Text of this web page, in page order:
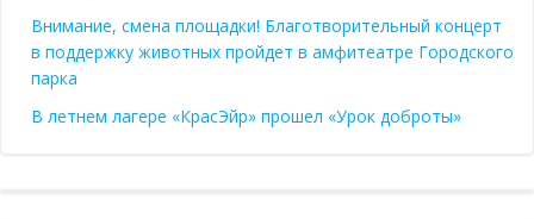
Внимание, смена площадки! Благотворительный концерт
в поддержку животных пройдет в амфитеатре Городского
парка
В летнем лагере «КрасЭйр» прошел «Урок доброты»